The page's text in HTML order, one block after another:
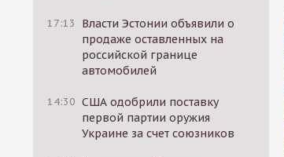
17:13
Власти Эстонии объявили о
продаже оставленных на
российской границе
автомобилей
14:30 США одобрили поставку
первой партии оружия
Украине за счет союзников